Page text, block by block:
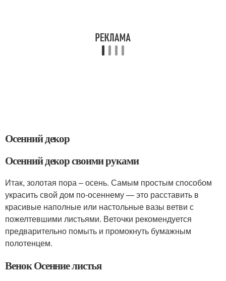
Осенний декор
Осенний декор своими руками
Итак, золотая пора – осень. Самым простым способом
украсить свой дом по-осеннему — это расставить в
красивые наполные или настольные вазы ветви с
пожелтевшими листьями. Веточки рекомендуется
предварительно помыть и промокнуть бумажным
полотенцем.
Венок Осенние листья